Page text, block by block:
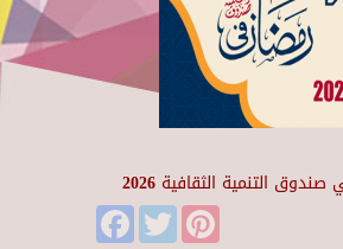
التنمية الثقافية 2026
FacebookTwitter